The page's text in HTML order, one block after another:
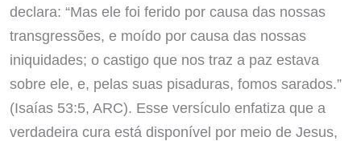
declara: “Mas ele foi ferido por causa das nossas
transgressões, e moído por causa das nossas
iniquidades; o castigo que nos traz a paz estava
sobre ele, e, pelas suas pisaduras, fomos sarados.”
(Isaías 53:5, ARC). Esse versículo enfatiza que a
verdadeira cura está disponível por meio de Jesus,